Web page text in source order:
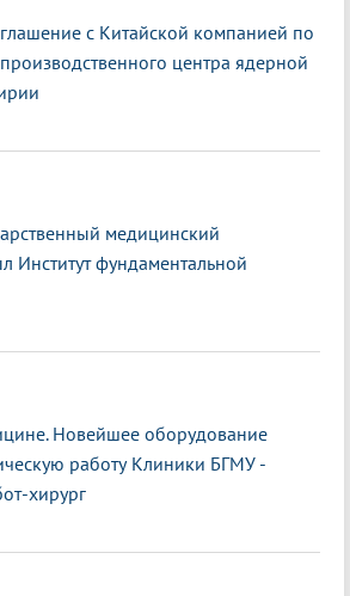
с Китайской компанией по
центра ядерной
медицинский
Институт фундаментальной
Новейшее оборудование
работу Клиники БГМУ -
хирург